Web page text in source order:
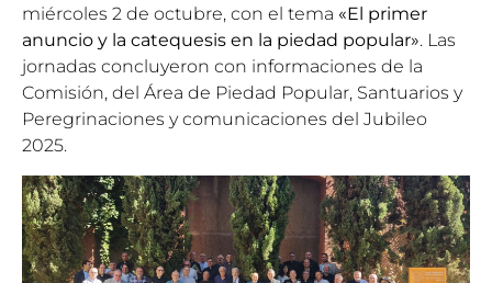
miércoles 2 de octubre, con el tema «El primer
anuncio y la catequesis en la piedad popular». Las
jornadas concluyeron con informaciones de la
Comisión, del Área de Piedad Popular, Santuarios y
Peregrinaciones y comunicaciones del Jubileo
2025.